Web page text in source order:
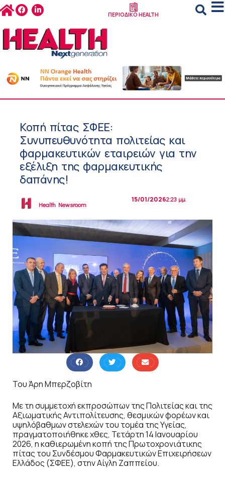
ΠΕΡΙΟΔΙΚΟ HEALTH
Κοπή πίτας ΣΦΕΕ:
Συνυπευθυνότητα πολιτείας και
φαρμακευτικών εταιρειών για την
εξέλιξη της φαρμακευτικής
δαπάνης!
Health Newsroom
15/01/20262:23 μμ
Του Άρη Μπερζοβίτη
Με τη συμμετοχή εκπροσώπων της Πολιτείας και της
Αξιωματικής Αντιπολίτευσης, θεσμικών φορέων και
υψηλόβαθμων στελεχών του τομέα της Υγείας,
πραγματοποιήθηκε χθες, Τετάρτη 14 Ιανουαρίου
2026, η καθιερωμένη κοπή της Πρωτοχρονιάτικης
πίτας του Συνδέσμου Φαρμακευτικών Επιχειρήσεων
Ελλάδος (ΣΦΕΕ), στην Αίγλη Ζαππείου.